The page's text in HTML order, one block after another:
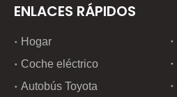
ENLACES RÁPIDOS
Hogar
Coche eléctrico
Autobús Toyota